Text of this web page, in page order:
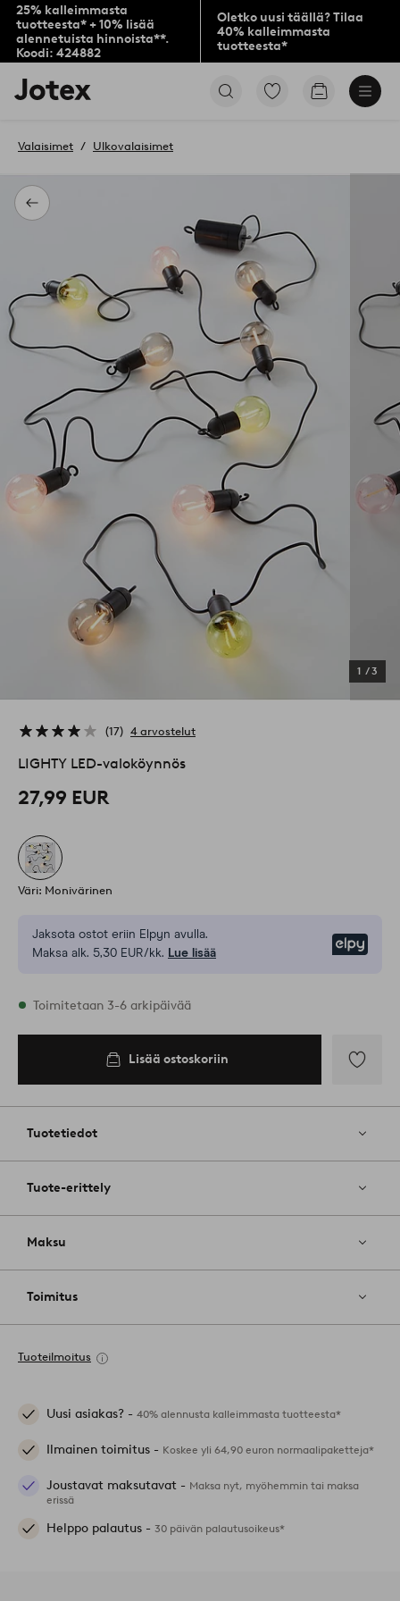
25% kalleimmasta
tuotteesta* + 10% lisää
alennetuista hinnoista**.
Koodi: 424882
Oletko uusi täällä? Tilaa
40% kalleimmasta
tuotteesta*
Jotex-
logo
aloitussivulle
Siirry
Siirry
Takaisin
Valaisimet Ulkovalaisimet
1 /3
17 4 arvostelut
LIGHTY LED-valoköynnös
27,99 EUR
Väri: Monivärinen
Jaksota ostot eriin Elpyn avulla.
Maksa alk. 5,30 EUR/kk. Lue lisää
Varastossa
Toimitetaan 3-6 arkipäivää
Lisää ostoskoriin
Tuotetiedot
Tuote-erittely
Maksu
Toimitus
Tuoteilmoitus
Uusi asiakas? - 40% alennusta kalleimmasta tuotteesta*
Ilmainen toimitus - Koskee yli 64,90 euron normaalipaketteja*
Joustavat maksutavat - Maksa nyt, myöhemmin tai maksa
erissä
Helppo palautus - 30 päivän palautusoikeus*